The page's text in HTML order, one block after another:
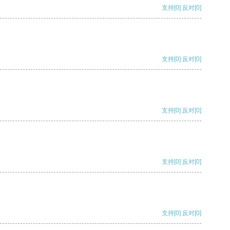
支持[0] 反对[0]
支持[0] 反对[0]
支持[0] 反对[0]
支持[0] 反对[0]
支持[0] 反对[0]